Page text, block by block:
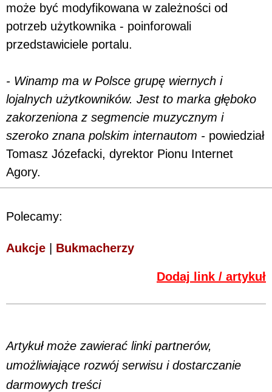
może być modyfikowana w zależności od
potrzeb użytkownika - poinforowali
przedstawiciele portalu.
- Winamp ma w Polsce grupę wiernych i
lojalnych użytkowników. Jest to marka głęboko
zakorzeniona z segmencie muzycznym i
szeroko znana polskim internautom - powiedział
Tomasz Józefacki, dyrektor Pionu Internet
Agory.
Polecamy:
Aukcje Bukmacherzy
Dodaj link / artykuł
Artykuł może zawierać linki partnerów,
umożliwiające rozwój serwisu i dostarczanie
darmowych treści